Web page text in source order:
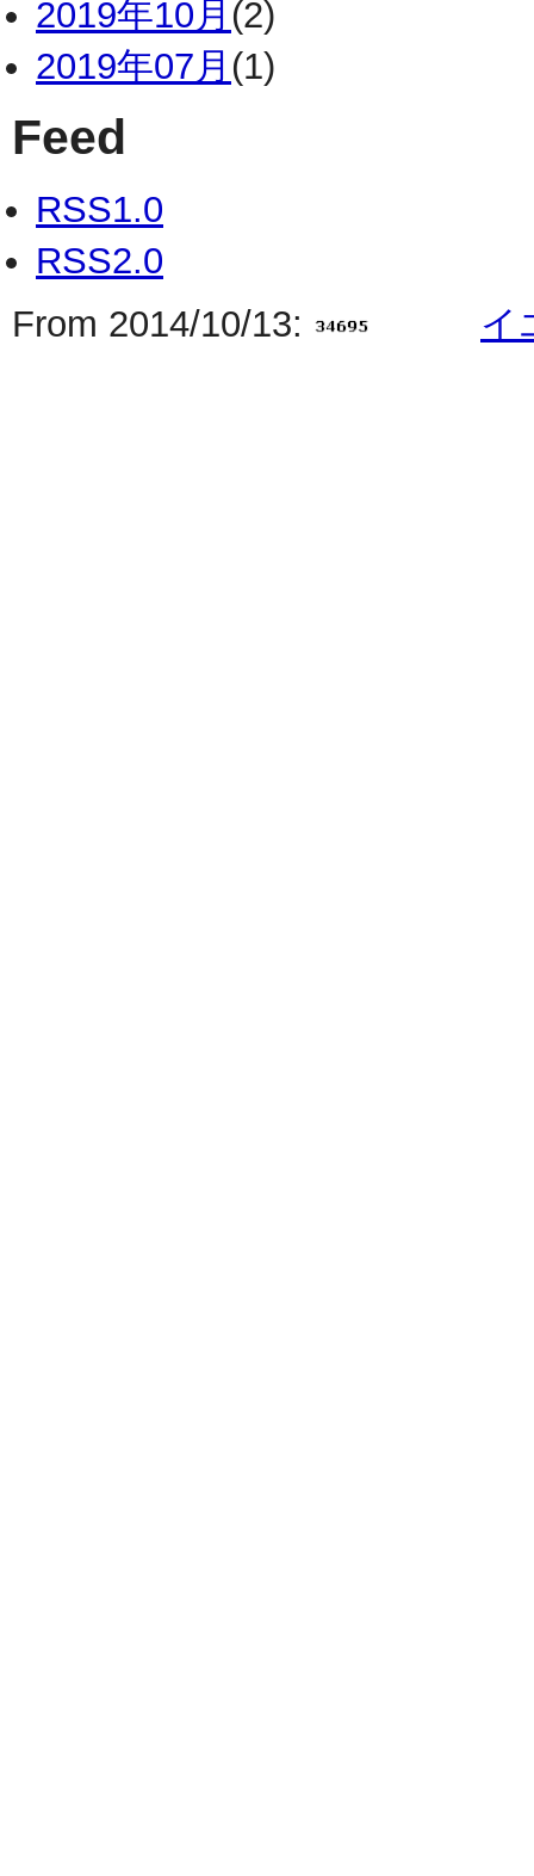
2019年10月 (2)
2019年07月 (1)
Feed
RSS1.0
RSS2.0
From 2014/10/13:
イ